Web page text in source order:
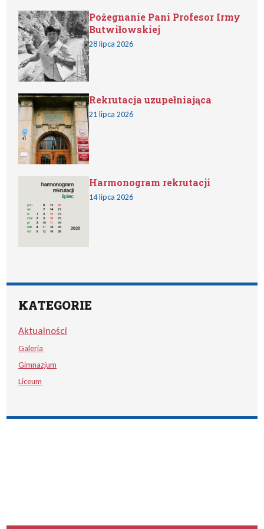
Pożegnanie Pani Profesor Irmy
Butwiłowskiej
28 lipca 2026
Rekrutacja uzupełniająca
21 lipca 2026
Harmonogram rekrutacji
14 lipca 2026
KATEGORIE
Aktualności
Galeria
Gimnazjum
Liceum